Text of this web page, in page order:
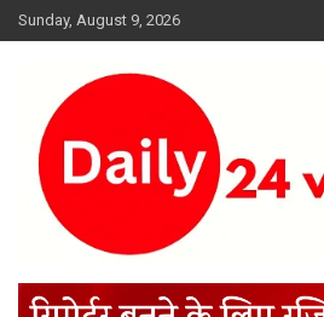
Skip
to
Sunday, August 9, 2026